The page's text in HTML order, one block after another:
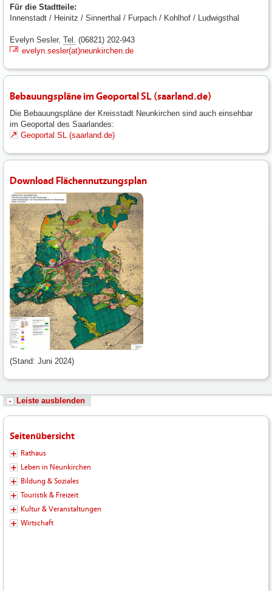
Für die Stadtteile:
Innenstadt / Heinitz / Sinnerthal / Furpach / Kohlhof / Ludwigsthal
Evelyn Sesler, Tel. (06821) 202-943
evelyn.sesler(at)neunkirchen.de
Bebauungspläne im Geoportal SL (saarland.de)
Die Bebauungspläne der Kreisstadt Neunkirchen sind auch einsehbar
im Geoportal des Saarlandes:
Geoportal SL (saarland.de)
Download Flächennutzungsplan
(Stand: Juni 2024)
Leiste ausblenden
Seitenübersicht
Rathaus
Leben in Neunkirchen
Bildung & Soziales
Touristik & Freizeit
Kultur & Veranstaltungen
Wirtschaft